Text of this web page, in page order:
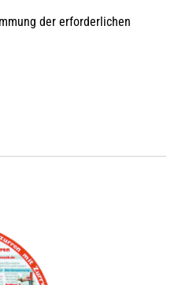
der erforderlichen